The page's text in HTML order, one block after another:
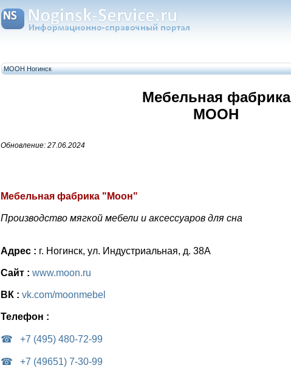
МООН Ногинск
Мебельная фабрика
МООН
Обновление: 27.06.2024
Мебельная фабрика "Моон"
Производство мягкой мебели и аксессуаров для сна
Адрес : г. Ногинск, ул. Индустриальная, д. 38А
Сайт : www.moon.ru
ВК : vk.com/moonmebel
Телефон :
+7 (495) 480-72-99
+7 (49651) 7-30-99